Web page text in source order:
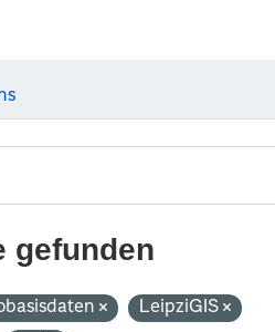
gefunden
LeipziGIS